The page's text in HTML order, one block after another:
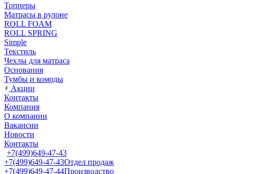
Топперы
Матрасы в рулоне
ROLL FOAM
ROLL SPRING
Simple
Текстиль
Чехлы для матраса
Основания
Тумбы и комоды
Акции
Контакты
Компания
О компании
Вакансии
Новости
Контакты
+7(499)649-47-43
+7(499)649-47-43Отдел продаж
+7(499)649-47-44Производство